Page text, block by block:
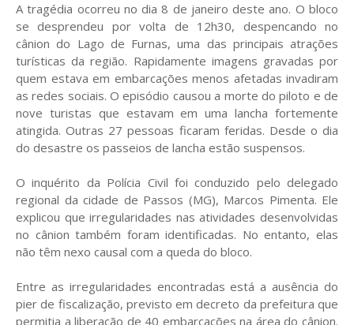
A tragédia ocorreu no dia 8 de janeiro deste ano. O bloco
se desprendeu por volta de 12h30, despencando no
cânion do Lago de Furnas, uma das principais atrações
turísticas da região. Rapidamente imagens gravadas por
quem estava em embarcações menos afetadas invadiram
as redes sociais. O episódio causou a morte do piloto e de
nove turistas que estavam em uma lancha fortemente
atingida. Outras 27 pessoas ficaram feridas. Desde o dia
do desastre os passeios de lancha estão suspensos.
O inquérito da Polícia Civil foi conduzido pelo delegado
regional da cidade de Passos (MG), Marcos Pimenta. Ele
explicou que irregularidades nas atividades desenvolvidas
no cânion também foram identificadas. No entanto, elas
não têm nexo causal com a queda do bloco.
Entre as irregularidades encontradas está a ausência do
pier de fiscalização, previsto em decreto da prefeitura que
permitia a liberação de 40 embarcações na área do cânion.